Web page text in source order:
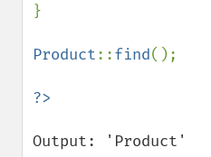
}
Product::find();
Output: 'Product'